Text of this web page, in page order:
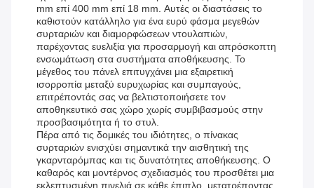
mm επί 400 mm επί 18 mm. Αυτές οι διαστάσεις το
καθιστούν κατάλληλο για ένα ευρύ φάσμα μεγεθών
συρταριών και διαμορφώσεων ντουλαπιών,
παρέχοντας ευελιξία για προσαρμογή και απρόσκοπτη
ενσωμάτωση στα συστήματα αποθήκευσης. Το
μέγεθος του πάνελ επιτυγχάνει μια εξαιρετική
ισορροπία μεταξύ ευρυχωρίας και συμπαγούς,
επιτρέποντάς σας να βελτιστοποιήσετε τον
αποθηκευτικό σας χώρο χωρίς συμβιβασμούς στην
προσβασιμότητα ή το στυλ.
Πέρα από τις δομικές του ιδιότητες, ο πίνακας
συρταριών ενισχύει σημαντικά την αισθητική της
γκαρνταρόμπας και τις δυνατότητες αποθήκευσης. Ο
καθαρός και μοντέρνος σχεδιασμός του προσθέτει μια
εκλεπτυσμένη πινελιά σε κάθε έπιπλο, μετατρέποντας